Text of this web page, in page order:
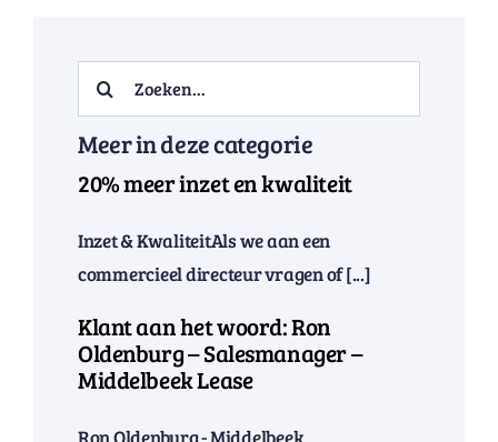
Search
for:
Meer in deze categorie
20% meer inzet en kwaliteit
Inzet & KwaliteitAls we aan een
commercieel directeur vragen of [...]
Klant aan het woord: Ron
Oldenburg – Salesmanager –
Middelbeek Lease
Ron Oldenburg - Middelbeek